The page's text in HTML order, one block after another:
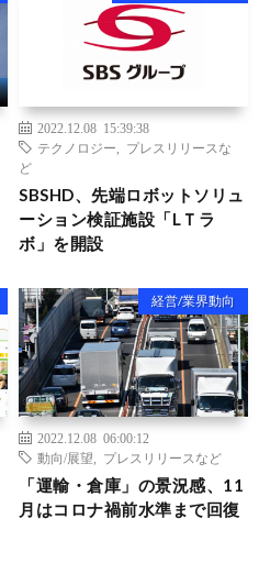
2022.12.08 15:39:38
テクノロジー
プレスリリースな
ど
SBSHD、先端ロボットソリュ
ーション検証施設「LＴラ
ボ」を開設
経営/業界動向
2022.12.08 06:00:12
動向/展望
プレスリリースなど
「運輸・倉庫」の景況感、11
月はコロナ禍前水準まで回復